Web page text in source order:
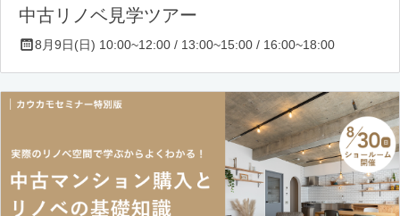
中古リノベ見学ツアー
8月9日(日) 10:00~12:00 / 13:00~15:00 / 16:00~18:00